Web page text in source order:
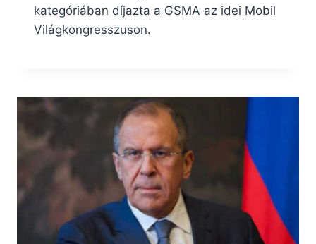
kategóriában díjazta a GSMA az idei Mobil
Világkongresszuson.